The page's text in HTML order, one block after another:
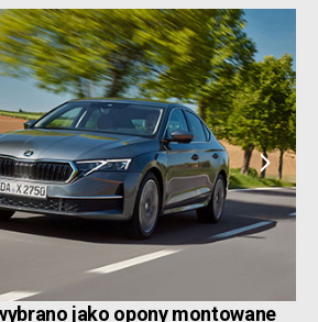
jako opony montowane
next